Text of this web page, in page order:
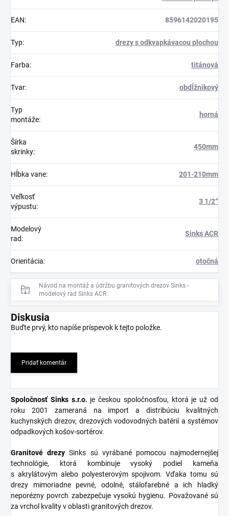
EAN: 8596142020195
Typ: drezy s odkvapkávacou plochou
Farba: titánová
Tvar: obdĺžnikový
Typ
montáže:
horná
Šírka
skrinky:
450mm
Hĺbka vane: 201-210mm
Veľkosť
výpustu:
3 1/2“
Modelový
rad:
Sinks ACR
Orientácia: otočná
Návod na montáž a údržbu granitových drezov Sinks -
modelový rad Sinks ACR
Diskusia
Buďte prvý, kto napíše príspevok k tejto položke.
Pridať komentár
Spoločnosť Sinks s.r.o. je českou spoločnosťou, ktorá je už od
roku 2001 zameraná na import a distribúciu kvalitných
kuchynských drezov, drezových vodovodných batérií a systémov
odpadkových košov-sortérov.
Granitové drezy Sinks sú vyrábané pomocou najmodernejšej
technológie, ktorá kombinuje vysoký podiel kameňa
s akrylátovým alebo polyesterovým spojivom. Vďaka tomu sú
drezy mimoriadne pevné, odolné, stálofarebné a ich hladký
neporézny povrch zabezpečuje vysokú hygienu. Považované sú
za vrchol kvality v oblasti granitových drezov.